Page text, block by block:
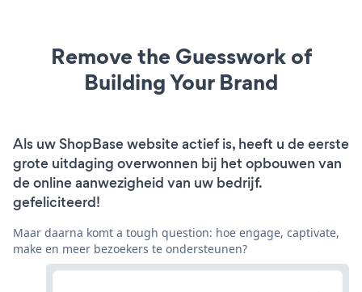
Remove the Guesswork of
Building Your Brand
Als uw ShopBase website actief is, heeft u de eerste
grote uitdaging overwonnen bij het opbouwen van
de online aanwezigheid van uw bedrijf.
gefeliciteerd!
Maar daarna komt a tough question: hoe engage, captivate,
make en meer bezoekers te ondersteunen?